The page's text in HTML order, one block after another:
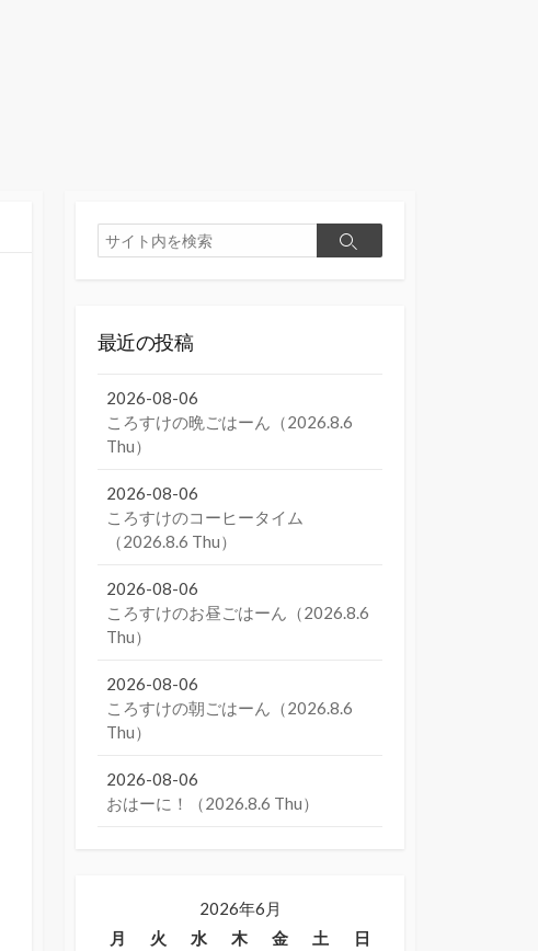
検
索
検
最近の投稿
2026-08-06
ころすけの晩ごはーん（2026.8.6
Thu）
2026-08-06
ころすけのコーヒータイム
（2026.8.6 Thu）
2026-08-06
ころすけのお昼ごはーん（2026.8.6
Thu）
2026-08-06
ころすけの朝ごはーん（2026.8.6
Thu）
2026-08-06
おはーに！（2026.8.6 Thu）
2026年6月
月
火 水 木 金 土
日